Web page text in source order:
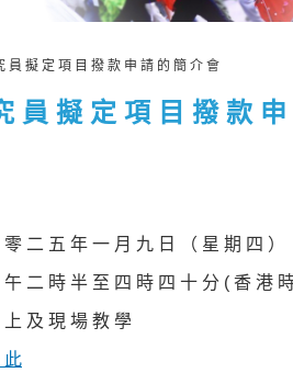
擬 定 項 目 撥 款 申 請 的 簡 介 會
員 擬 定 項 目 撥 款
零 二 五 年 一 月 九 日 （ 星 期 四 ）
午 二 時 半 至 四 時 四 十 分 ( 香 港
上 及 現 場 教 學
此